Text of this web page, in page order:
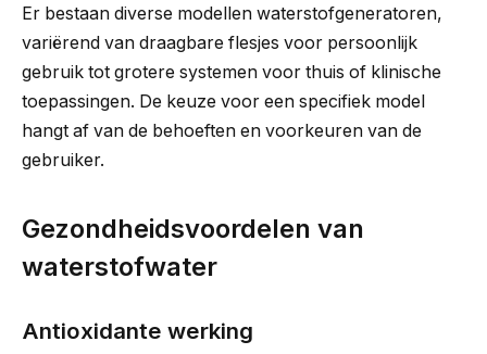
Er bestaan diverse modellen waterstofgeneratoren,
variërend van draagbare flesjes voor persoonlijk
gebruik tot grotere systemen voor thuis of klinische
toepassingen. De keuze voor een specifiek model
hangt af van de behoeften en voorkeuren van de
gebruiker.
Gezondheidsvoordelen van
waterstofwater
Antioxidante werking